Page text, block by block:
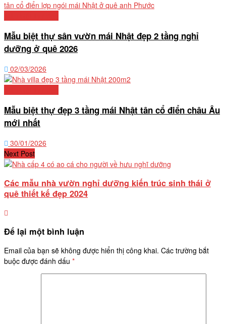
Mẫu biệt thự sân vườn mái Nhật đẹp 2 tầng nghỉ
dưỡng ở quê 2026
02/03/2026
Mẫu biệt thự đẹp 3 tầng mái Nhật tân cổ điển châu Âu
mới nhất
30/01/2026
Next Post
Các mẫu nhà vườn nghỉ dưỡng kiến trúc sinh thái ở
quê thiết kế đẹp 2024
Để lại một bình luận
Email của bạn sẽ không được hiển thị công khai. Các trường bắt
buộc được đánh dấu *